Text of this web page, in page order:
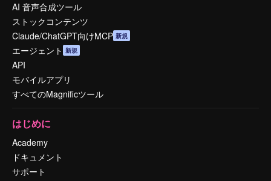
AI 音声合成ツール
ストックコンテンツ
Claude/ChatGPT向けMCP 新規
エージェント 新規
API
モバイルアプリ
すべてのMagnificツール
はじめに
Academy
ドキュメント
サポート